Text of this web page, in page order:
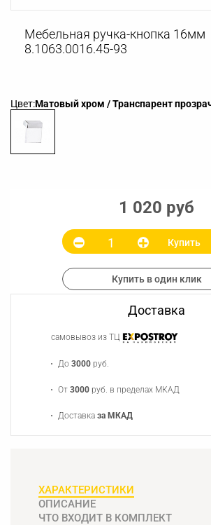
Мебельная ручка-кнопка 16мм
8.1063.0016.45-93
Цвет:Матовый хром / Транспарент
1 020 руб
Купить
Купить в один клик
Доставка
самовывоз из ТЦ
До3000 руб.
От3000 руб. в пределах МКАД
Доставказа МКАД
ХАРАКТЕРИСТИКИ
ОПИСАНИЕ
ЧТО ВХОДИТ В КОМПЛЕКТ